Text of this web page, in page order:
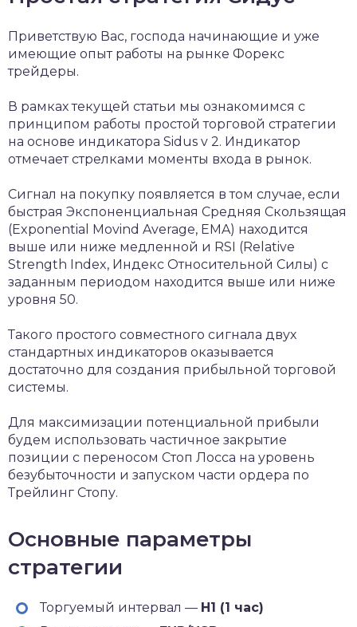
Приветствую Вас, господа начинающие и уже
имеющие опыт работы на рынке Форекс
трейдеры.
В рамках текущей статьи мы ознакомимся с
принципом работы простой торговой стратегии
на основе индикатора Sidus v 2. Индикатор
отмечает стрелками моменты входа в рынок.
Сигнал на покупку появляется в том случае, если
быстрая Экспоненциальная Средняя Скользящая
(Exponential Movind Average, EMA) находится
выше или ниже медленной и RSI (Relative
Strength Index, Индекс Относительной Силы) с
заданным периодом находится выше или ниже
уровня 50.
Такого простого совместного сигнала двух
стандартных индикаторов оказывается
достаточно для создания прибыльной торговой
системы.
Для максимизации потенциальной прибыли
будем использовать частичное закрытие
позиции с переносом Стоп Лосса на уровень
безубыточности и запуском части ордера по
Трейлинг Стопу.
Основные параметры
стратегии
Торгуемый интервал — H1 (1 час)